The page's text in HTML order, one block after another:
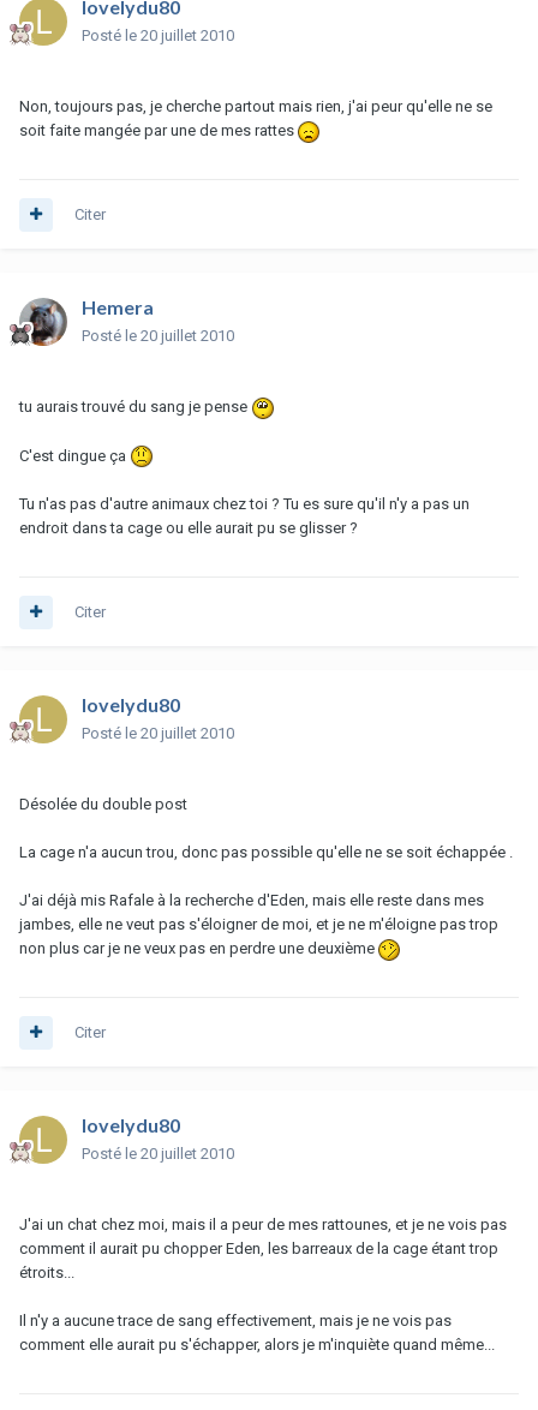
lovelydu80
Posté le 20 juillet 2010
Non, toujours pas, je cherche partout mais rien, j'ai peur qu'elle ne se
soit faite mangée par une de mes rattes
Citer
Hemera
Posté le 20 juillet 2010
tu aurais trouvé du sang je pense
C'est dingue ça
Tu n'as pas d'autre animaux chez toi ? Tu es sure qu'il n'y a pas un
endroit dans ta cage ou elle aurait pu se glisser ?
Citer
lovelydu80
Posté le 20 juillet 2010
Désolée du double post
La cage n'a aucun trou, donc pas possible qu'elle ne se soit échappée .
J'ai déjà mis Rafale à la recherche d'Eden, mais elle reste dans mes
jambes, elle ne veut pas s'éloigner de moi, et je ne m'éloigne pas trop
non plus car je ne veux pas en perdre une deuxième
Citer
lovelydu80
Posté le 20 juillet 2010
J'ai un chat chez moi, mais il a peur de mes rattounes, et je ne vois pas
comment il aurait pu chopper Eden, les barreaux de la cage étant trop
étroits...
Il n'y a aucune trace de sang effectivement, mais je ne vois pas
comment elle aurait pu s'échapper, alors je m'inquiète quand même...